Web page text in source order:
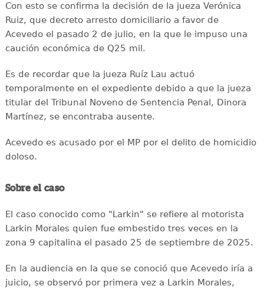
Con esto se confirma la decisión de la jueza Verónica
Ruiz, que decreto arresto domiciliario a favor de
Acevedo el pasado 2 de julio, en la que le impuso una
caución económica de Q25 mil.
Es de recordar que la jueza Ruíz Lau actuó
temporalmente en el expediente debido a que la jueza
titular del Tribunal Noveno de Sentencia Penal, Dinora
Martínez, se encontraba ausente.
Acevedo es acusado por el MP por el delito de homicidio
doloso.
Sobre el caso
El caso conocido como "Larkin" se refiere al motorista
Larkin Morales quien fue embestido tres veces en la
zona 9 capitalina el pasado 25 de septiembre de 2025.
En la audiencia en la que se conoció que Acevedo iría a
juicio, se observó por primera vez a Larkin Morales,